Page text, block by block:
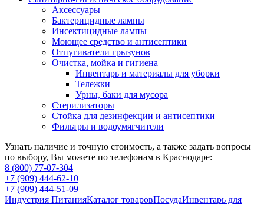
Аксессуары
Бактерицидные лампы
Инсектицидные лампы
Моющее средство и антисептики
Отпугиватели грызунов
Очистка, мойка и гигиена
Инвентарь и материалы для уборки
Тележки
Урны, баки для мусора
Стерилизаторы
Стойка для дезинфекции и антисептики
Фильтры и водоумягчители
Узнать наличие и точную стоимость, а также задать вопросы
по выбору, Вы можете по телефонам в Краснодаре:
8 (800) 77-07-304
+7 (909) 444-62-10
+7 (909) 444-51-09
Индустрия ПитанияКаталог товаровПосудаИнвентарь для